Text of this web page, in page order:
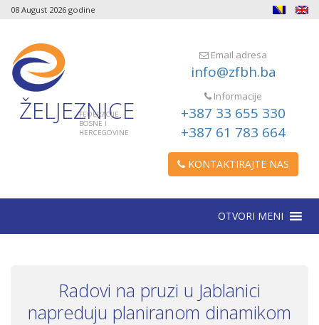
08 August 2026 godine
ŽELJEZNICE
FEDERACIJE
BOSNE I
HERCEGOVINE
Email adresa
info@zfbh.ba
Informacije
+387 33 655 330
+387 61 783 664
KONTAKTIRAJTE NAS
OTVORI MENI
Radovi na pruzi u Jablanici
napreduju planiranom dinamikom